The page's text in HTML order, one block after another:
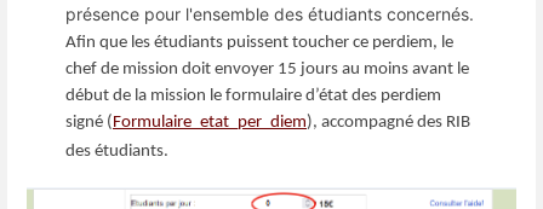
présence pour l'ensemble des étudiants concernés.
Afin que les étudiants puissent toucher ce perdiem, le
chef de mission doit envoyer 15 jours au moins avant le
début de la mission le formulaire d’état des perdiem
signé (Formulaire_etat_per_diem), accompagné des RIB
des étudiants.